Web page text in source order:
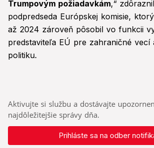
Trumpovým požiadavkám,“
podpredseda Európskej komisie,
až 2024 zároveň pôsobil vo funkcii
predstaviteľa EÚ pre zahraničné vecí
politiku.
Aktivujte si službu a dostávajte
najdôležitejšie správy dňa.
Prihláste sa na odber